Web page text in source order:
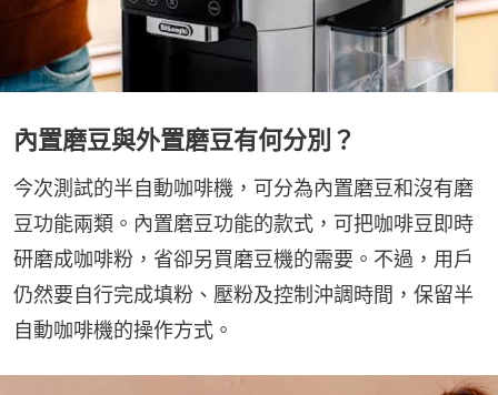
內置磨豆與外置磨豆有何分別？
今次測試的半自動咖啡機，可分為內置磨豆和沒有磨
豆功能兩類。內置磨豆功能的款式，可把咖啡豆即時
研磨成咖啡粉，省卻另買磨豆機的需要。不過，用戶
仍然要自行完成填粉、壓粉及控制沖調時間，保留半
自動咖啡機的操作方式。